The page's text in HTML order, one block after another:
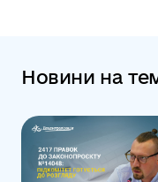
Новини на